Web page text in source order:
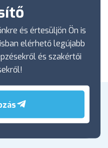
és értesüljön Ön is
elérhető legújabb
és szakértői